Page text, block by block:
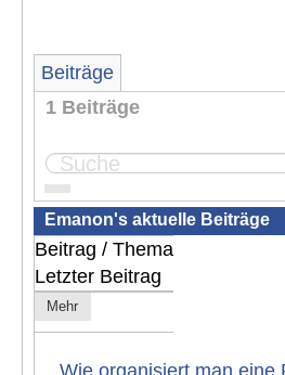
Beiträge
1 Beiträge
Emanon's aktuelle Beiträge
Beitrag / Thema
Letzter Beitrag
Mehr